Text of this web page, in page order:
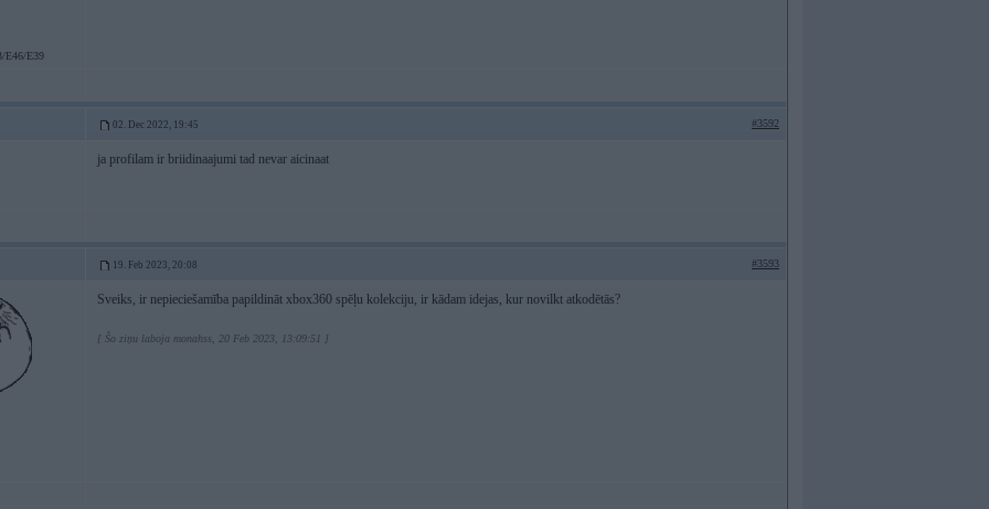
E46/E39
02. Dec 2022, 19:45 #3592
ja profilam ir briidinaajumi tad nevar aicinaat
19. Feb 2023, 20:08 #3593
Sveiks, ir nepieciešamība papildināt xbox360 spēļu kolekciju, ir kādam idejas, kur novilkt atkodētās?
[ Šo ziņu laboja monahss, 20 Feb 2023, 13:09:51 ]